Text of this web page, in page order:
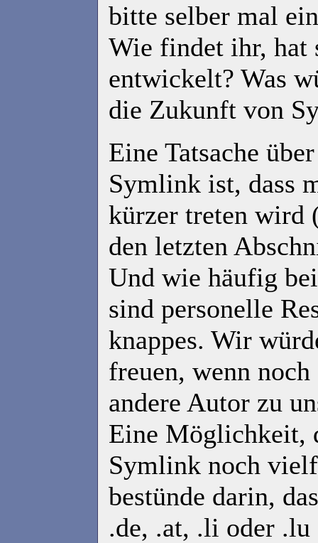
bitte selber mal
Wie findet ihr, hat
entwickelt? Was
die Zukunft von
Eine Tatsache
Symlink ist, dass
kürzer treten wird
den letzten
Und wie häufig
sind personelle
knappes. Wir
freuen, wenn
andere Autor zu
Eine Möglichkeit,
Symlink noch
bestünde darin,
.de, .at, .li oder .lu